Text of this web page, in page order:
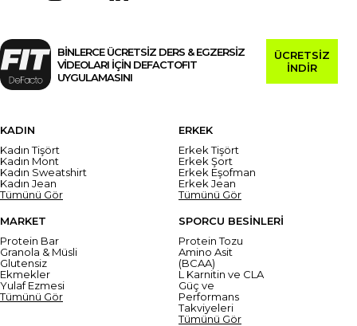
BİNLERCE ÜCRETSİZ DERS & EGZERSİZ
VİDEOLARI İÇİN DEFACTOFIT
UYGULAMASINI
ÜCRETSİZ
İNDİR
KADIN
Kadın Tişört
Kadın Mont
Kadın Sweatshirt
Kadın Jean
Tümünü Gör
ERKEK
Erkek Tişört
Erkek Şort
Erkek Eşofman
Erkek Jean
Tümünü Gör
MARKET
Protein Bar
Granola & Müsli
Glutensiz
Ekmekler
Yulaf Ezmesi
Tümünü Gör
SPORCU BESİNLERİ
Protein Tozu
Amino Asit
(BCAA)
L Karnitin ve CLA
Güç ve
Performans
Takviyeleri
Tümünü Gör